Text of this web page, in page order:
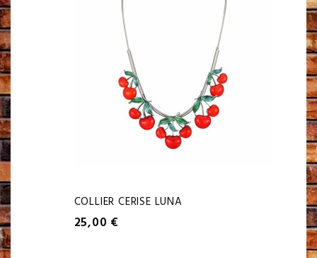
COLLIER CERISE LUNA
25,00 €